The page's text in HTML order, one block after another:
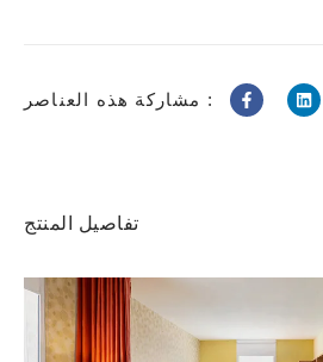
مشاركة هذه العناصر :
تفاصيل المنتج